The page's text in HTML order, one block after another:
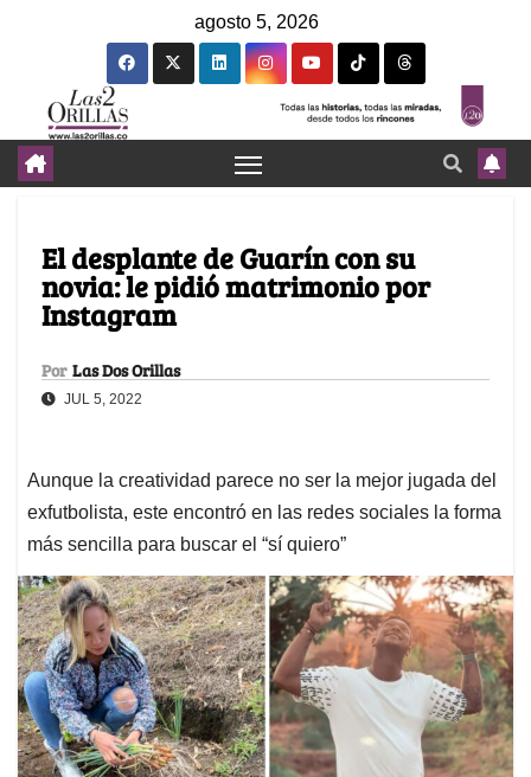
agosto 5, 2026
El desplante de Guarín con su
novia: le pidió matrimonio por
Instagram
Por Las Dos Orillas
JUL 5, 2022
Aunque la creatividad parece no ser la mejor jugada del
exfutbolista, este encontró en las redes sociales la forma
más sencilla para buscar el “sí quiero”